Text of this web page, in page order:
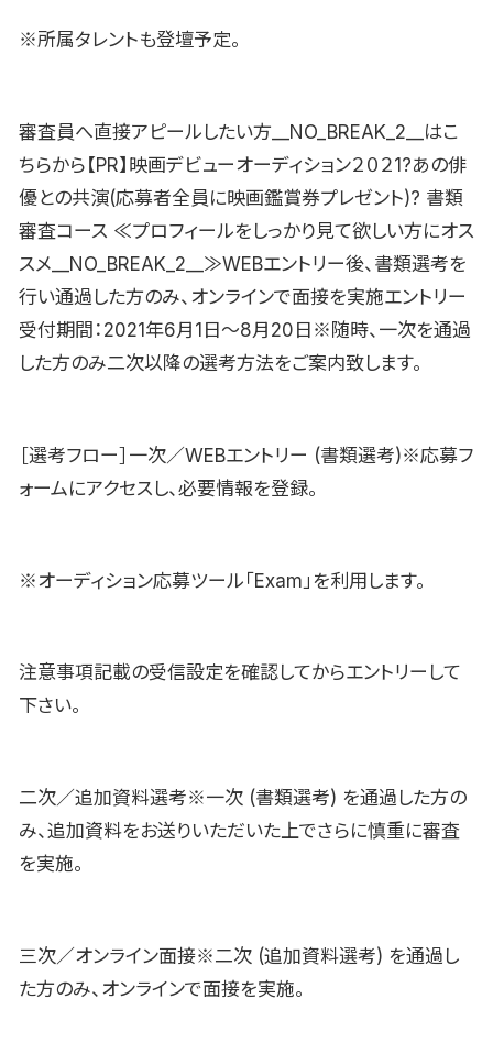
※所属タレントも登壇予定。
審査員へ直接アピールしたい方__NO_BREAK_2__はこ
ちらから【PR】映画デビューオーディション２０２1?あの俳
優との共演(応募者全員に映画鑑賞券プレゼント)? 書類
審査コース ≪プロフィールをしっかり見て欲しい方にオス
スメ__NO_BREAK_2__≫WEBエントリー後、書類選考を
行い通過した方のみ、オンラインで面接を実施エントリー
受付期間：2021年6月1日〜8月20日※随時、一次を通過
した方のみ二次以降の選考方法をご案内致します。
［選考フロー］一次／WEBエントリー (書類選考)※応募フ
ォームにアクセスし、必要情報を登録。
※オーディション応募ツール「Exam」を利用します。
注意事項記載の受信設定を確認してからエントリーして
下さい。
二次／追加資料選考※一次 (書類選考) を通過した方の
み、追加資料をお送りいただいた上でさらに慎重に審査
を実施。
三次／オンライン面接※二次 (追加資料選考) を通過し
た方のみ、オンラインで面接を実施。